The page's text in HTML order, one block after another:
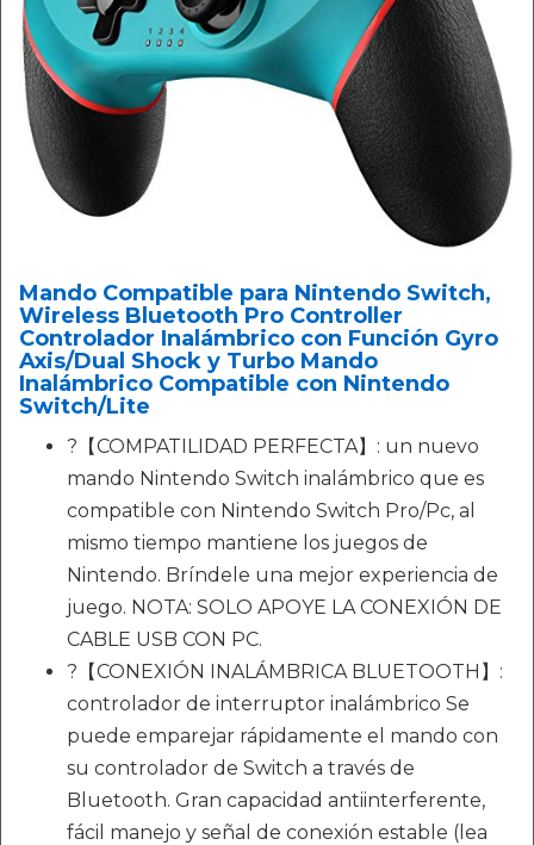
Mando Compatible para Nintendo Switch,
Wireless Bluetooth Pro Controller
Controlador Inalámbrico con Función Gyro
Axis/Dual Shock y Turbo Mando
Inalámbrico Compatible con Nintendo
Switch/Lite
?【COMPATILIDAD PERFECTA】: un nuevo
mando Nintendo Switch inalámbrico que es
compatible con Nintendo Switch Pro/Pc, al
mismo tiempo mantiene los juegos de
Nintendo. Bríndele una mejor experiencia de
juego. NOTA: SOLO APOYE LA CONEXIÓN DE
CABLE USB CON PC.
?【CONEXIÓN INALÁMBRICA BLUETOOTH】:
controlador de interruptor inalámbrico Se
puede emparejar rápidamente el mando con
su controlador de Switch a través de
Bluetooth. Gran capacidad antiinterferente,
fácil manejo y señal de conexión estable (lea